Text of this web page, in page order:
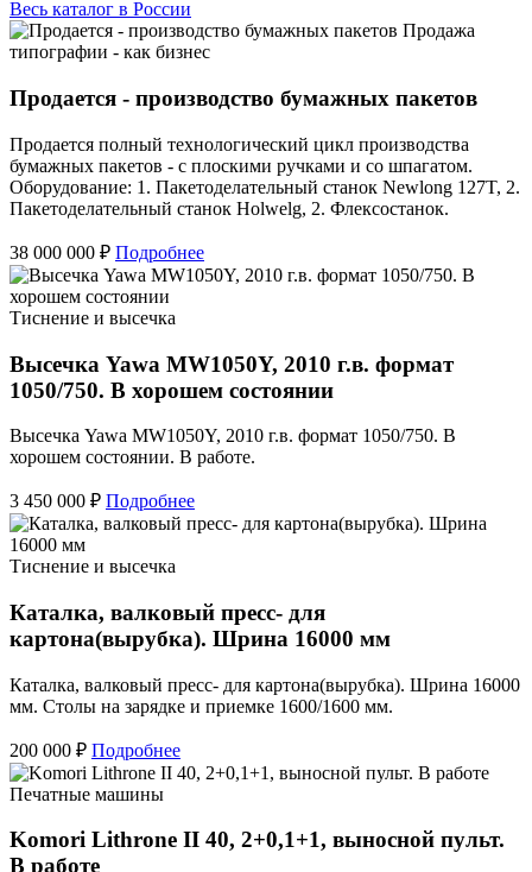
Весь каталог в России
Продажа
типографии - как бизнес
Продается - производство бумажных пакетов
Продается полный технологический цикл производства
бумажных пакетов - с плоскими ручками и со шпагатом.
Оборудование: 1. Пакетоделательный станок Newlong 127T, 2.
Пакетоделательный станок Holwelg, 2. Флексостанок.
38 000 000 ₽ Подробнее
Тиснение и высечка
Высечка Yawa MW1050Y, 2010 г.в. формат
1050/750. В хорошем состоянии
Высечка Yawa MW1050Y, 2010 г.в. формат 1050/750. В
хорошем состоянии. В работе.
3 450 000 ₽ Подробнее
Тиснение и высечка
Каталка, валковый пресс- для
картона(вырубка). Шрина 16000 мм
Каталка, валковый пресс- для картона(вырубка). Шрина 16000
мм. Столы на зарядке и приемке 1600/1600 мм.
200 000 ₽ Подробнее
Печатные машины
Komori Lithrone II 40, 2+0,1+1, выносной пульт.
В работе